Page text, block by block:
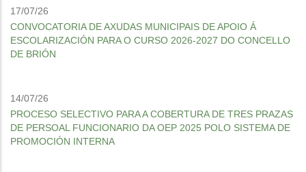
17/07/26
CONVOCATORIA DE AXUDAS MUNICIPAIS DE APOIO Á
ESCOLARIZACIÓN PARA O CURSO 2026-2027 DO CONCELLO
DE BRIÓN
14/07/26
PROCESO SELECTIVO PARA A COBERTURA DE TRES PRAZAS
DE PERSOAL FUNCIONARIO DA OEP 2025 POLO SISTEMA DE
PROMOCIÓN INTERNA